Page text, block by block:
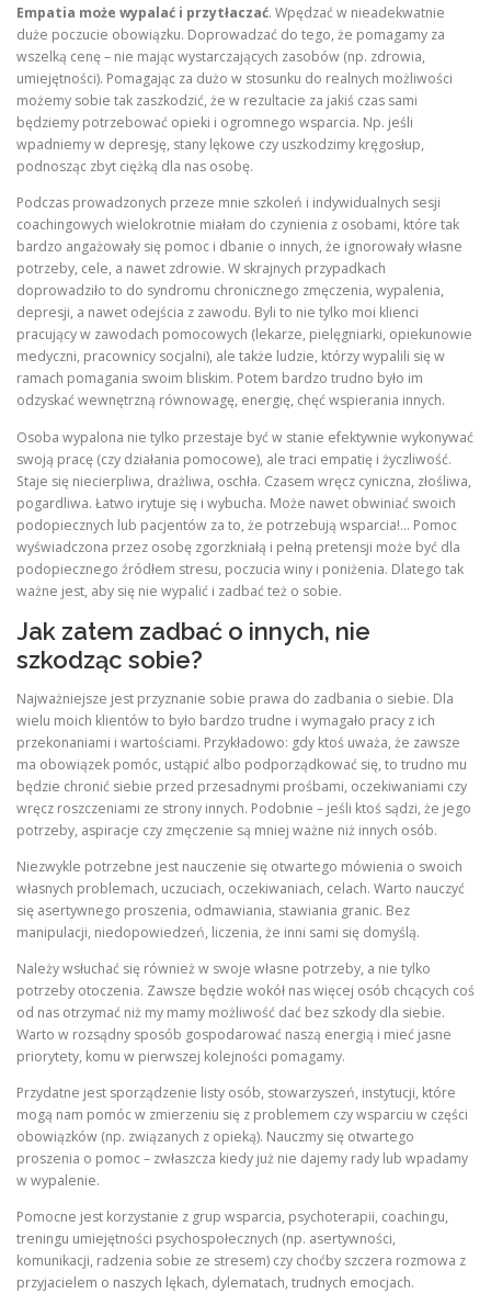
Empatia może wypalać i przytłaczać. Wpędzać w nieadekwatnie
duże poczucie obowiązku. Doprowadzać do tego, że pomagamy za
wszelką cenę – nie mając wystarczających zasobów (np. zdrowia,
umiejętności). Pomagając za dużo w stosunku do realnych możliwości
możemy sobie tak zaszkodzić, że w rezultacie za jakiś czas sami
będziemy potrzebować opieki i ogromnego wsparcia. Np. jeśli
wpadniemy w depresję, stany lękowe czy uszkodzimy kręgosłup,
podnosząc zbyt ciężką dla nas osobę.
Podczas prowadzonych przeze mnie szkoleń i indywidualnych sesji
coachingowych wielokrotnie miałam do czynienia z osobami, które tak
bardzo angażowały się pomoc i dbanie o innych, że ignorowały własne
potrzeby, cele, a nawet zdrowie. W skrajnych przypadkach
doprowadziło to do syndromu chronicznego zmęczenia, wypalenia,
depresji, a nawet odejścia z zawodu. Byli to nie tylko moi klienci
pracujący w zawodach pomocowych (lekarze, pielęgniarki, opiekunowie
medyczni, pracownicy socjalni), ale także ludzie, którzy wypalili się w
ramach pomagania swoim bliskim. Potem bardzo trudno było im
odzyskać wewnętrzną równowagę, energię, chęć wspierania innych.
Osoba wypalona nie tylko przestaje być w stanie efektywnie wykonywać
swoją pracę (czy działania pomocowe), ale traci empatię i życzliwość.
Staje się niecierpliwa, drażliwa, oschła. Czasem wręcz cyniczna, złośliwa,
pogardliwa. Łatwo irytuje się i wybucha. Może nawet obwiniać swoich
podopiecznych lub pacjentów za to, że potrzebują wsparcia!… Pomoc
wyświadczona przez osobę zgorzkniałą i pełną pretensji może być dla
podopiecznego źródłem stresu, poczucia winy i poniżenia. Dlatego tak
ważne jest, aby się nie wypalić i zadbać też o sobie.
Jak zatem zadbać o innych, nie
szkodząc sobie?
Najważniejsze jest przyznanie sobie prawa do zadbania o siebie. Dla
wielu moich klientów to było bardzo trudne i wymagało pracy z ich
przekonaniami i wartościami. Przykładowo: gdy ktoś uważa, że zawsze
ma obowiązek pomóc, ustąpić albo podporządkować się, to trudno mu
będzie chronić siebie przed przesadnymi prośbami, oczekiwaniami czy
wręcz roszczeniami ze strony innych. Podobnie – jeśli ktoś sądzi, że jego
potrzeby, aspiracje czy zmęczenie są mniej ważne niż innych osób.
Niezwykle potrzebne jest nauczenie się otwartego mówienia o swoich
własnych problemach, uczuciach, oczekiwaniach, celach. Warto nauczyć
się asertywnego proszenia, odmawiania, stawiania granic. Bez
manipulacji, niedopowiedzeń, liczenia, że inni sami się domyślą.
Należy wsłuchać się również w swoje własne potrzeby, a nie tylko
potrzeby otoczenia. Zawsze będzie wokół nas więcej osób chcących coś
od nas otrzymać niż my mamy możliwość dać bez szkody dla siebie.
Warto w rozsądny sposób gospodarować naszą energią i mieć jasne
priorytety, komu w pierwszej kolejności pomagamy.
Przydatne jest sporządzenie listy osób, stowarzyszeń, instytucji, które
mogą nam pomóc w zmierzeniu się z problemem czy wsparciu w części
obowiązków (np. związanych z opieką). Nauczmy się otwartego
proszenia o pomoc – zwłaszcza kiedy już nie dajemy rady lub wpadamy
w wypalenie.
Pomocne jest korzystanie z grup wsparcia, psychoterapii, coachingu,
treningu umiejętności psychospołecznych (np. asertywności,
komunikacji, radzenia sobie ze stresem) czy choćby szczera rozmowa z
przyjacielem o naszych lękach, dylematach, trudnych emocjach.